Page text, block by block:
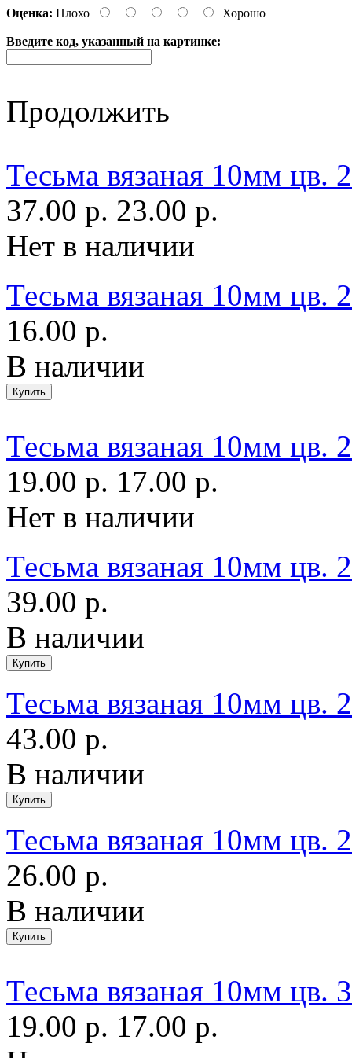
Оценка: Плохо Хорошо
Введите код, указанный на картинке:
Продолжить
Тесьма вязаная 10мм цв.
37.00 р. 23.00 р.
Нет в наличии
Тесьма вязаная 10мм
16.00 р.
В наличии
Тесьма вязаная 10мм цв.
19.00 р. 17.00 р.
Нет в наличии
Тесьма вязаная 10мм цв.
39.00 р.
В наличии
Тесьма вязаная 10мм цв.
43.00 р.
В наличии
Тесьма вязаная 10мм
26.00 р.
В наличии
Тесьма вязаная 10мм цв.
19.00 р. 17.00 р.